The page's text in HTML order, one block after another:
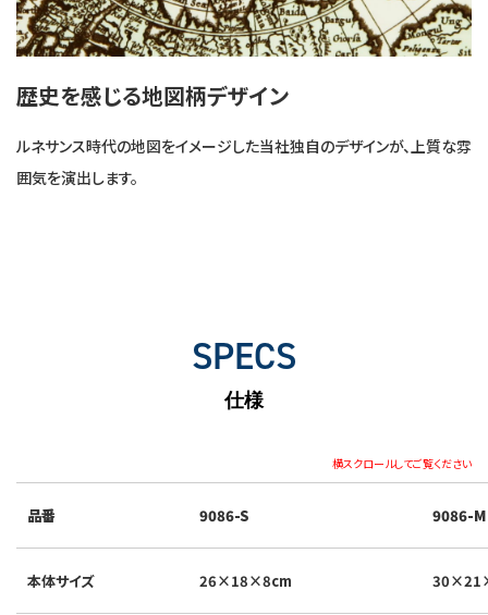
歴史を感じる地図柄デザイン
ルネサンス時代の地図をイメージした当社独自のデザインが、上質な雰
囲気を演出します。
SPECS
仕様
横スクロールしてご覧ください
品番 9086-S 9086-M
本体サイズ 26×18×8cm